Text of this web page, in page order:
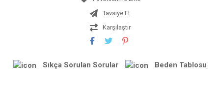
Tavsiye Et
Karşılaştır
Sıkça Sorulan Sorular Beden Tablosu